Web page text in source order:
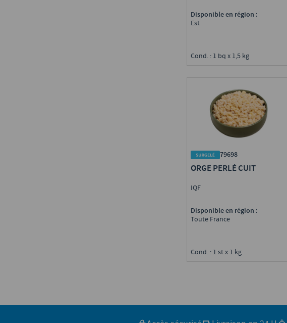
Disponible en région :
Est
Cond. : 1 bq x 1,5 kg
79698
ORGE PERLÉ CUIT
IQF
Disponible en région :
Toute France
Cond. : 1 st x 1 kg